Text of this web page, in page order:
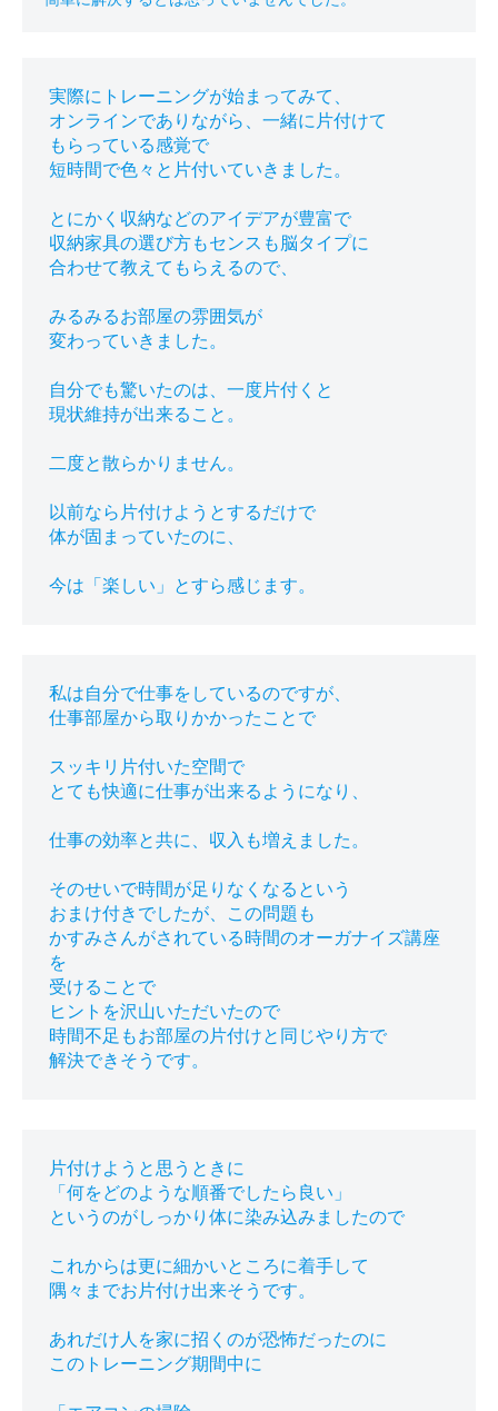
実際にトレーニングが始まってみて、
オンラインでありながら、一緒に片付けて
もらっている感覚で
短時間で色々と片付いていきました。
とにかく収納などのアイデアが豊富で
収納家具の選び方もセンスも脳タイプに
合わせて教えてもらえるので、
みるみるお部屋の雰囲気が
変わっていきました。
自分でも驚いたのは、一度片付くと
現状維持が出来ること。
二度と散らかりません。
以前なら片付けようとするだけで
体が固まっていたのに、
私は自分で仕事をしているのですが、
仕事部屋から取りかかったことで
スッキリ片付いた空間で
とても快適に仕事が出来るようになり、
仕事の効率と共に、収入も増えました。
そのせいで時間が足りなくなるという
おまけ付きでしたが、この問題も
かすみさんがされている時間のオーガナイズ講座
を
受けることで
ヒントを沢山いただいたので
時間不足もお部屋の片付けと同じやり方で
片付けようと思うときに
「何をどのような順番でしたら良い」
というのがしっかり体に染み込みましたので
これからは更に細かいところに着手して
隅々までお片付け出来そうです。
あれだけ人を家に招くのが恐怖だったのに
このトレーニング期間中に